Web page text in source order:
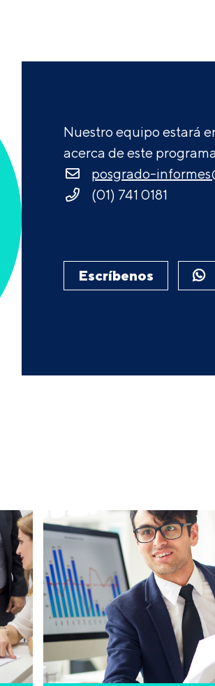
Nuestro equipo estará
acerca de este
posgrado-
(01) 741 0181
Escríbenos